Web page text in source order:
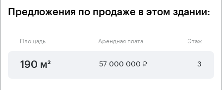
Предложения по продаже в этом здании:
Площадь Арендная плата Этаж
190 м² 57 000 000 ₽ 3